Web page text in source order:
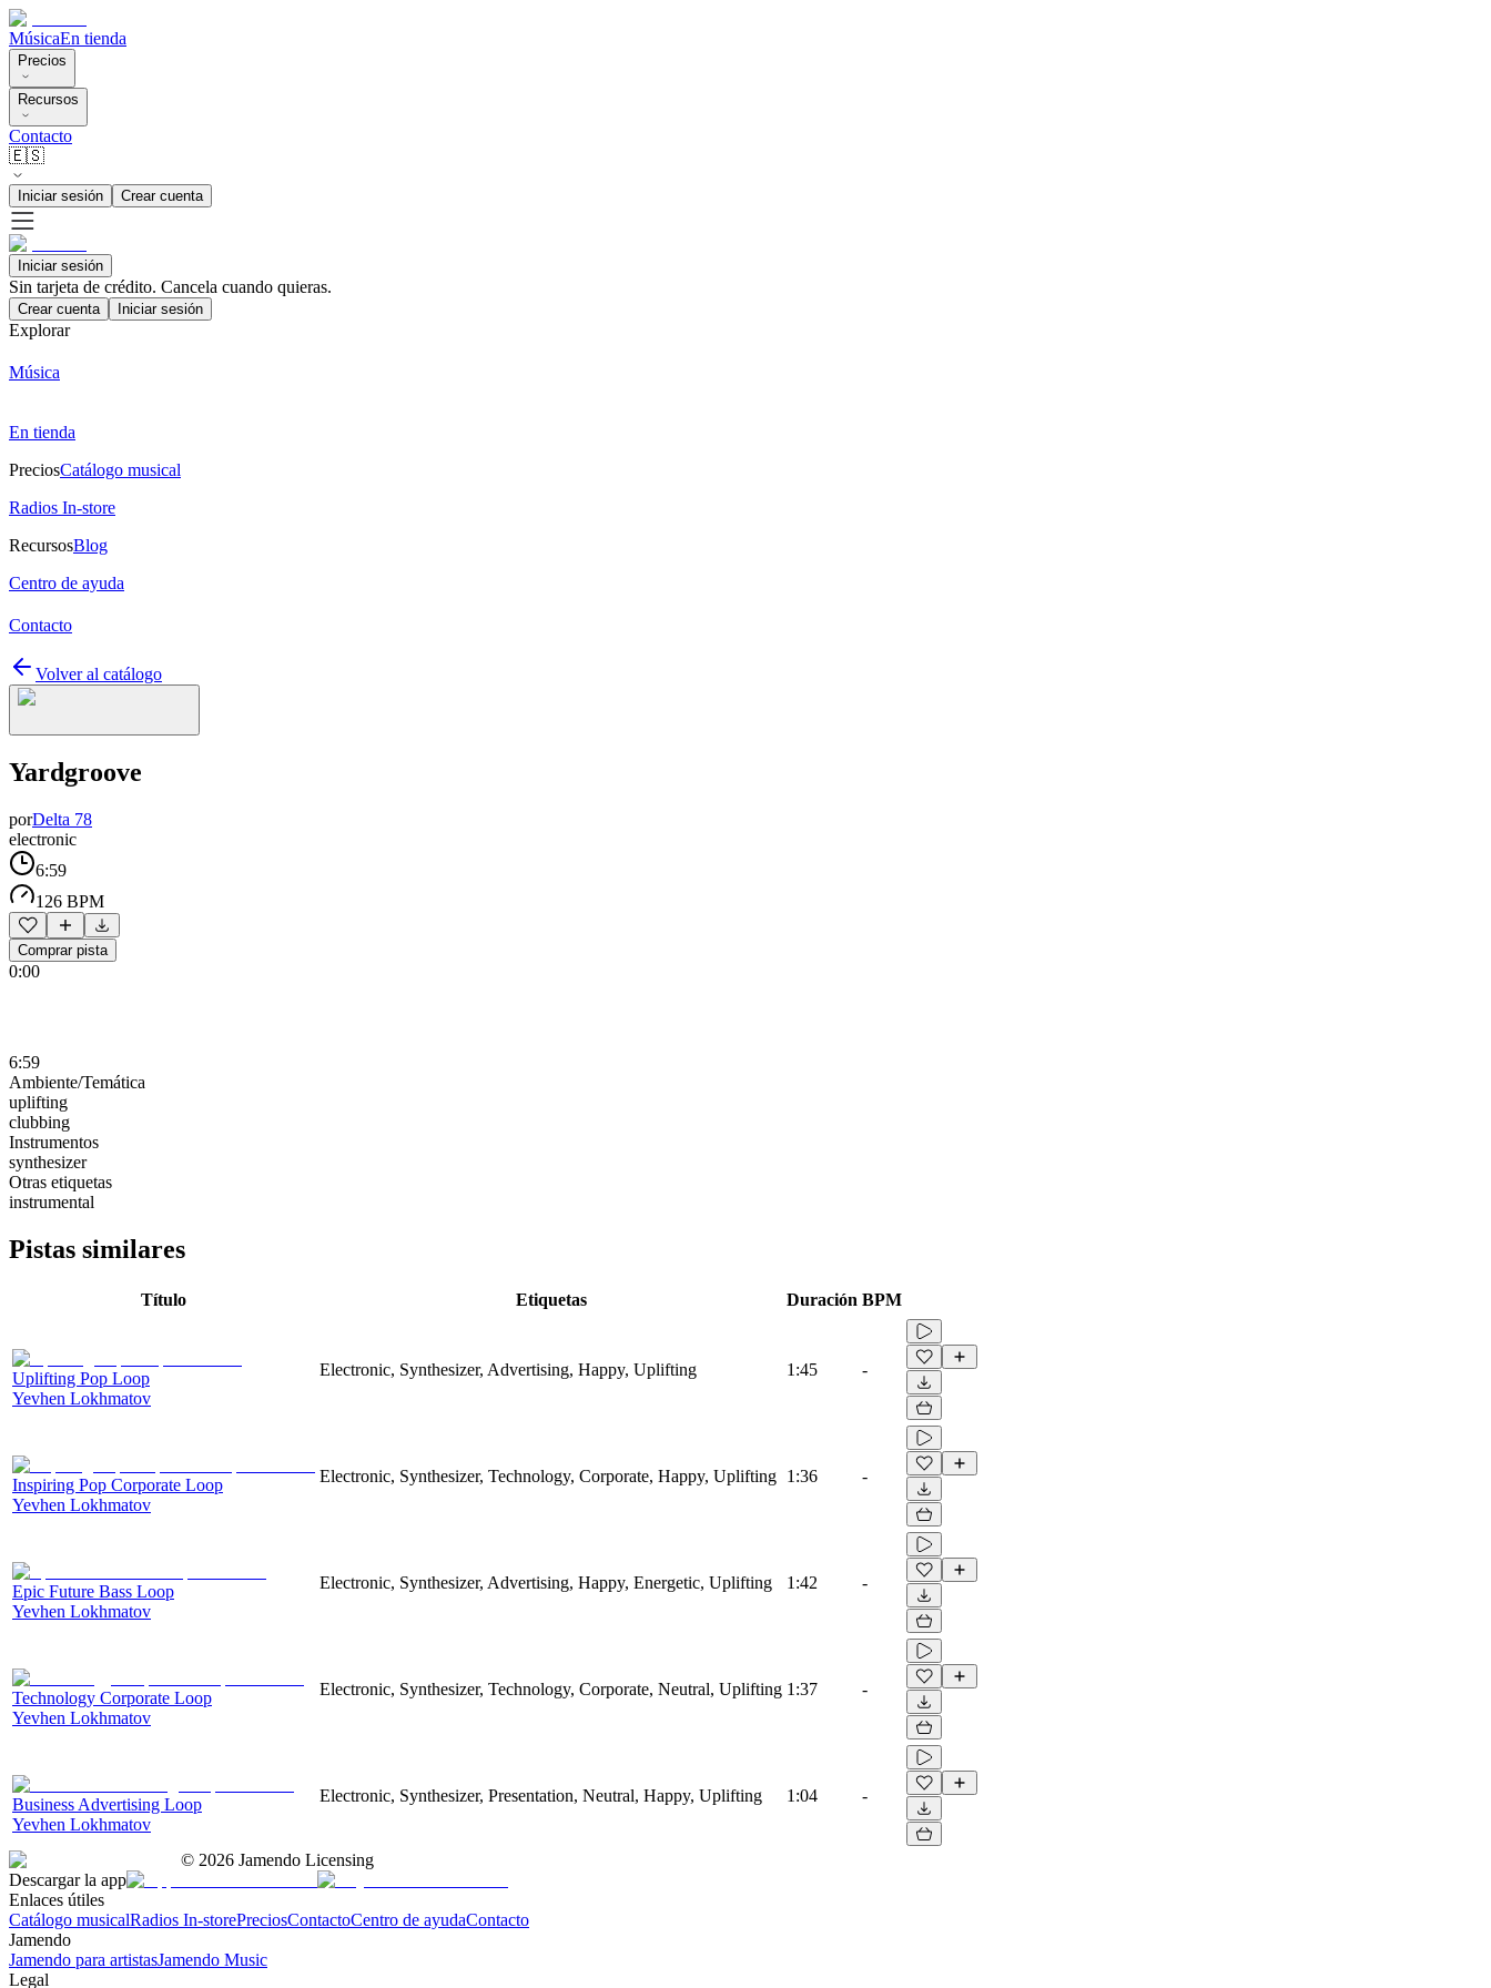
MúsicaEn tienda
Precios
Recursos
Contacto
🇪🇸
Iniciar sesión Crear cuenta
Iniciar sesión
Sin tarjeta de crédito. Cancela cuando quieras.
Crear cuenta Iniciar sesión
Explorar
Música
En tienda
PreciosCatálogo musical
Radios In-store
RecursosBlog
Centro de ayuda
Contacto
Volver al catálogo
Yardgroove
porDelta 78
electronic
6:59
126 BPM
Comprar pista
0:00
6:59
Ambiente/Temática
uplifting
clubbing
Instrumentos
synthesizer
Otras etiquetas
instrumental
Pistas similares
Título Etiquetas Duración BPM
Uplifting Pop Loop
Yevhen Lokhmatov
Electronic, Synthesizer, Advertising, Happy, Uplifting 1:45 -
Inspiring Pop Corporate Loop
Yevhen Lokhmatov
Electronic, Synthesizer, Technology, Corporate, Happy, Uplifting 1:36 -
Epic Future Bass Loop
Yevhen Lokhmatov
Electronic, Synthesizer, Advertising, Happy, Energetic, Uplifting 1:42 -
Technology Corporate Loop
Yevhen Lokhmatov
Electronic, Synthesizer, Technology, Corporate, Neutral, Uplifting 1:37 -
Business Advertising Loop
Yevhen Lokhmatov
Electronic, Synthesizer, Presentation, Neutral, Happy, Uplifting 1:04 -
© 2026 Jamendo Licensing
Descargar la app
Enlaces útiles
Catálogo musicalRadios In-storePreciosContactoCentro de ayudaContacto
Jamendo
Jamendo para artistasJamendo Music
Legal